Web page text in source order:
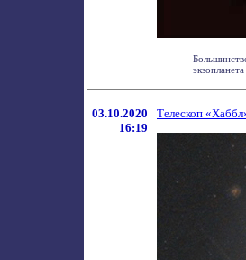
03.10.2020
16:19
Телескоп